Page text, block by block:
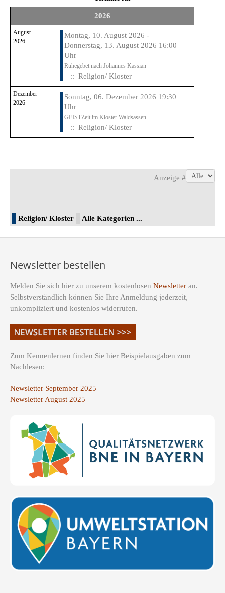
2026
August
2026
Montag, 10. August 2026 -
Donnerstag, 13. August 2026 16:00
Uhr
Ruhegebet nach Johannes Kassian
:: Religion/ Kloster
Dezember
2026
Sonntag, 06. Dezember 2026 19:30
Uhr
GEISTZeit im Kloster Waldsassen
:: Religion/ Kloster
Anzeige #
Religion/ Kloster Alle Kategorien ...
Newsletter bestellen
Melden Sie sich hier zu unserem kostenlosen Newsletter an.
Selbstverständlich können Sie Ihre Anmeldung jederzeit,
unkompliziert und kostenlos widerrufen.
Zum Kennenlernen finden Sie hier Beispielausgaben zum
Nachlesen:
Newsletter September 2025
Newsletter August 2025